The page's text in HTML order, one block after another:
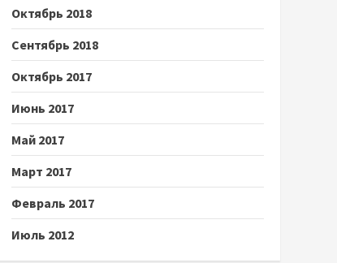
Октябрь 2018
Сентябрь 2018
Октябрь 2017
Июнь 2017
Май 2017
Март 2017
Февраль 2017
Июль 2012